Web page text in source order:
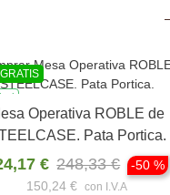
Ver producto
Operativa BLANCA de
ACTIU. Pata Portica.
€ 258,00 €
-50 %
156,09 €
con I.V.A